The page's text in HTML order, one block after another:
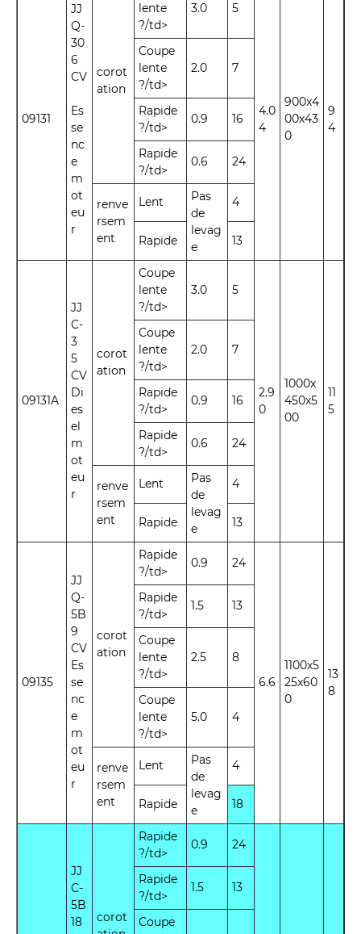
09131
JJ
Q-
30
6
CV
Es
se
nc
e
m
ot
eu
r
corot
ation
lente
?/td>
3.0 5
4.0
4
900x4
00x43
0
9
4
Coupe
lente
?/td>
2.0 7
Rapide
?/td>
0.9 16
Rapide
?/td>
0.6 24
renve
rsem
ent
Lent
Pas
de
levag
e
4
Rapide 13
09131A
JJ
C-
3
5
CV
Di
es
el
m
ot
eu
r
corot
ation
Coupe
lente
?/td>
3.0 5
2.9
0
1000x
450x5
00
11
5
Coupe
lente
?/td>
2.0 7
Rapide
?/td>
0.9 16
Rapide
?/td>
0.6 24
renve
rsem
ent
Lent
Pas
de
levag
e
4
Rapide 13
09135
JJ
Q-
5B
9
CV
Es
se
nc
e
m
ot
eu
r
corot
ation
Rapide
?/td>
0.9 24
6.6
1100x5
25x60
0
13
8
Rapide
?/td>
1.5 13
Coupe
lente
?/td>
2.5 8
Coupe
lente
?/td>
5.0 4
renve
rsem
ent
Lent
Pas
de
levag
e
4
Rapide 18
JJ
C-
5B
18
corot
Rapide
?/td>
0.9 24
Rapide
?/td>
1.5 13
Coupe